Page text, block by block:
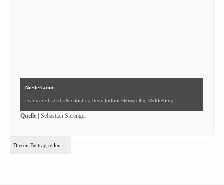
Niederlande
D-Jugendhandballer Joshua beim Indoor Glowgolf in Middelburg.
Quelle | Sebastian Sprenger
Diesen Beitrag teilen: